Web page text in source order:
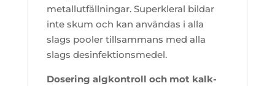
metallutfällningar. Superkleral bildar
inte skum och kan användas i alla
slags pooler tillsammans med alla
slags desinfektionsmedel.
Dosering algkontroll och mot kalk-